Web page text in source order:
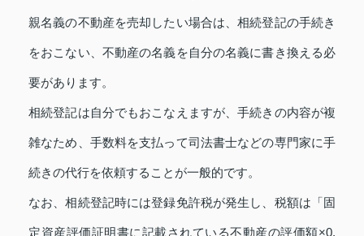
親名義の不動産を売却したい場合は、相続登記の手続き
をおこない、不動産の名義を自分の名義に書き換える必
要があります。
相続登記は自分でもおこなえますが、手続きの内容が複
雑なため、手数料を支払って司法書士などの専門家に手
続きの代行を依頼することが一般的です。
なお、相続登記時には登録免許税が発生し、税額は「固
定資産評価証明書に記載されている不動産の評価額×0.